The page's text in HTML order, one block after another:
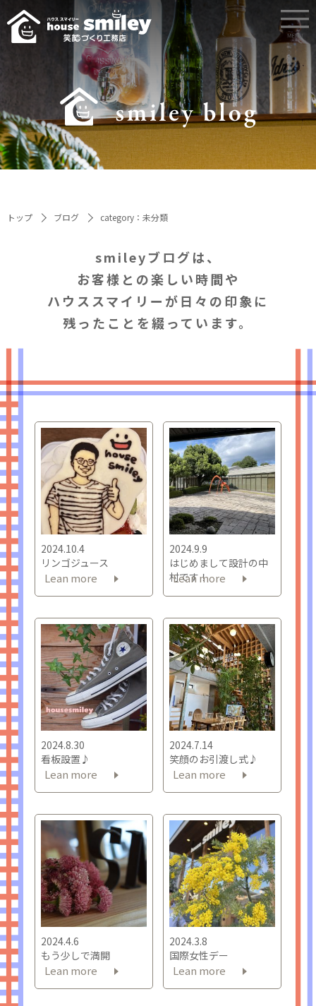
トップ ブログ category：未分類
smileyブログは、
お客様との楽しい時間や
ハウススマイリーが日々の印象に
残ったことを綴っています。
2024.10.4
リンゴジュース
Lean more
2024.9.9
はじめまして設計の中
村です！
Lean more
2024.8.30
看板設置♪
Lean more
2024.7.14
笑顔のお引渡し式♪
Lean more
2024.4.6
もう少しで満開
Lean more
2024.3.8
国際女性デー
Lean more